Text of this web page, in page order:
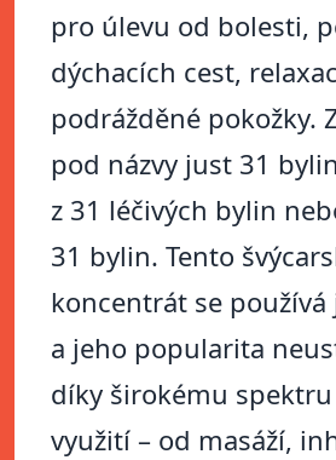
pro úlevu od bolesti,
dýchacích cest,
podrážděné pokožky.
pod názvy just 31
z 31 léčivých bylin
31 bylin. Tento
koncentrát se
a jeho popularita
díky širokému
využití – od masáží,